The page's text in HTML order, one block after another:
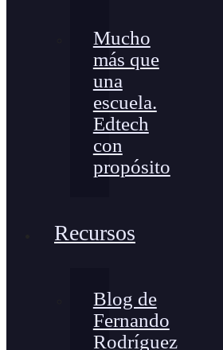
Mucho
más que
una
escuela.
Edtech
con
propósito
Recursos
Blog de
Fernando
Rodríguez